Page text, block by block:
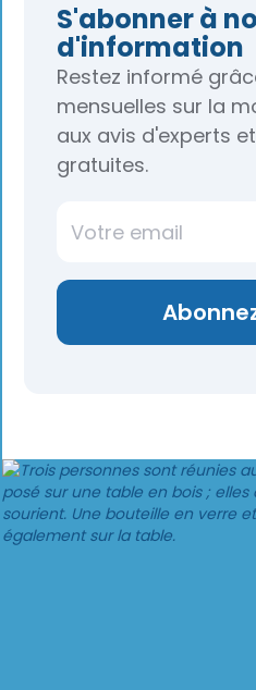
S'abonner à
d'information
Restez informé
mensuelles sur la
aux avis d'experts
gratuites.